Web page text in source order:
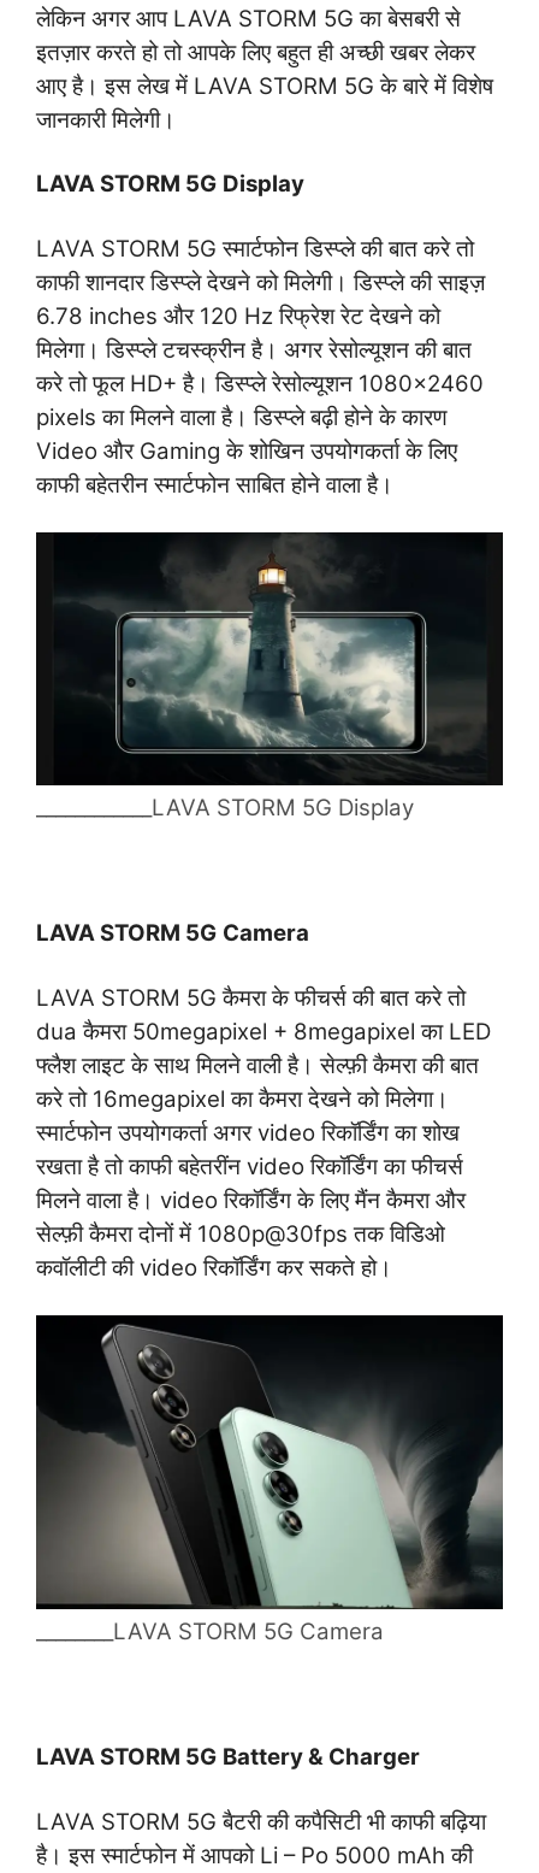
लेकिन अगर आप LAVA STORM 5G का बेसबरी से
इतज़ार करते हो तो आपके लिए बहुत ही अच्छी खबर लेकर
आए है। इस लेख में LAVA STORM 5G के बारे में विशेष
जानकारी मिलेगी।
LAVA STORM 5G Display
LAVA STORM 5G स्मार्टफोन डिस्प्ले की बात करे तो
काफी शानदार डिस्प्ले देखने को मिलेगी। डिस्प्ले की साइज़
6.78 inches और 120 Hz रिफ्रेश रेट देखने को
मिलेगा। डिस्प्ले टचस्क्रीन है। अगर रेसोल्यूशन की बात
करे तो फूल HD+ है। डिस्प्ले रेसोल्यूशन 1080×2460
pixels का मिलने वाला है। डिस्प्ले बढ़ी होने के कारण
Video और Gaming के शोखिन उपयोगकर्ता के लिए
काफी बहेतरीन स्मार्टफोन साबित होने वाला है।
____________LAVA STORM 5G Display
LAVA STORM 5G Camera
LAVA STORM 5G कैमरा के फीचर्स की बात करे तो
dua कैमरा 50megapixel + 8megapixel का LED
फ्लैश लाइट के साथ मिलने वाली है। सेल्फ़ी कैमरा की बात
करे तो 16megapixel का कैमरा देखने को मिलेगा।
स्मार्टफोन उपयोगकर्ता अगर video रिकॉर्डिंग का शोख
रखता है तो काफी बहेतरींन video रिकॉर्डिंग का फीचर्स
मिलने वाला है। video रिकॉर्डिंग के लिए मैंन कैमरा और
सेल्फ़ी कैमरा दोनों में 1080p@30fps तक विडिओ
कवॉलीटी की video रिकॉर्डिंग कर सकते हो।
________LAVA STORM 5G Camera
LAVA STORM 5G Battery& Charger
LAVA STORM 5G बैटरी की कपैसिटी भी काफी बढ़िया
है। इस स्मार्टफोन में आपको Li – Po 5000 mAh की